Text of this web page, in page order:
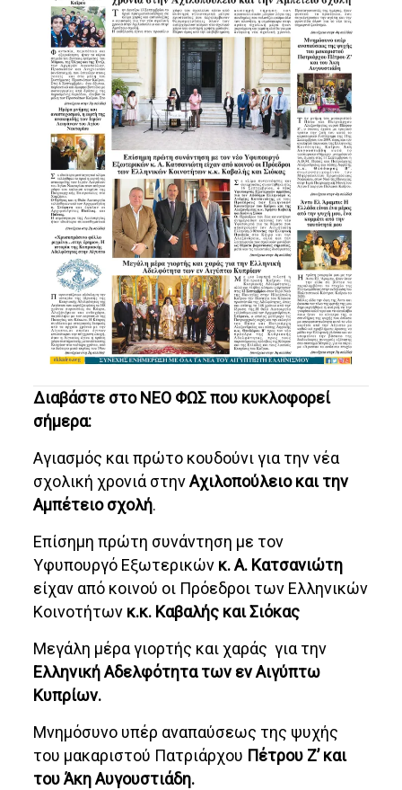
Διαβάστε στο ΝΕΟ ΦΩΣ που κυκλοφορεί
σήμερα:
Αγιασμός και πρώτο κουδούνι για την νέα
σχολική χρονιά στηνΑχιλοπούλειο και την
Αμπέτειο σχολή.
Επίσημη πρώτη συνάντηση με τον
Υφυπουργό Εξωτερικών κ. Α. Κατσανιώτη
είχαν από κοινού οι Πρόεδροι των Ελληνικών
Κοινοτήτων κ.κ. Καβαλής και Σιόκας
Μεγάλη μέρα γιορτής και χαράς για την
Ελληνική Αδελφότητα των εν Αιγύπτω
Κυπρίων.
Μνημόσυνο υπέρ αναπαύσεως της ψυχής
του μακαριστού Πατριάρχου Πέτρου Ζ’ και
του Άκη Αυγουστιάδη.